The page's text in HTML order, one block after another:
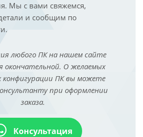
Мы с вами свяжемся,
и сообщим по
любого ПК на нашем сайте
окончательной. О желаемых
конфигурации ПК вы можете
при оформлении
заказа.
Консультация